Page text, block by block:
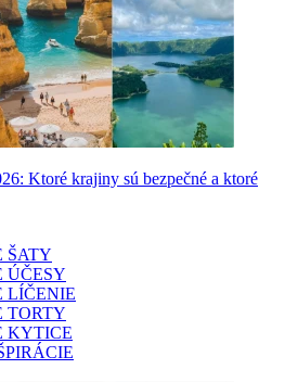
Ktoré krajiny sú bezpečné a ktoré
ŠATY
ÚČESY
LÍČENIE
TORTY
KYTICE